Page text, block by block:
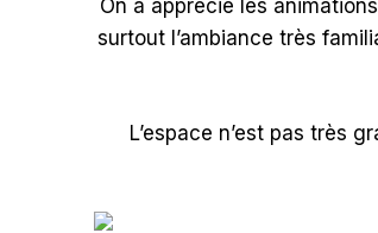
On a apprécié les
surtout l’ambiance très
L’espace n’est pas très